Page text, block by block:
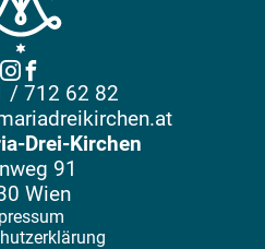
/ 712 62 82
Drei-Kirchen
91
Wien